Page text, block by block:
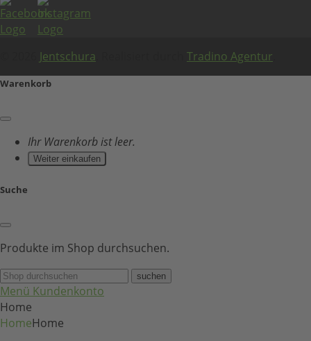
Jentschura Tradino Agentur
Warenkorb
Ihr Warenkorb ist leer.
Weiter einkaufen
Suche
Produkte im Shop durchsuchen.
suchen
Menü Kundenkonto
Home
HomeHome